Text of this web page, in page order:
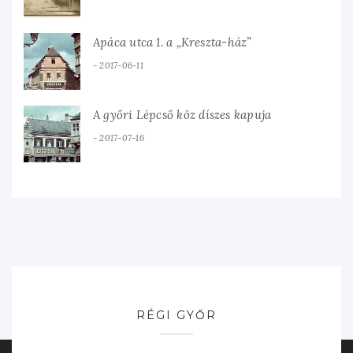
Apáca utca 1. a „Kreszta-ház”
2017-06-11
A győri Lépcső köz díszes kapuja
2017-07-16
RÉGI GYŐR